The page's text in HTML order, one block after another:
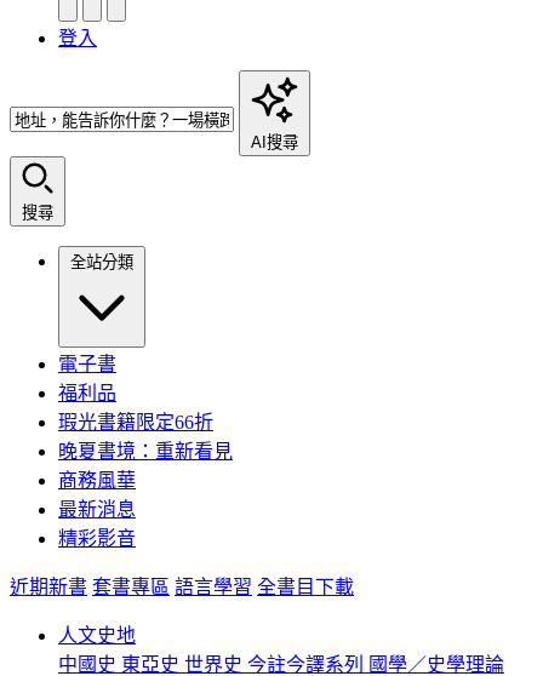
登入
AI搜尋
搜尋
全站分類
電子書
福利品
瑕光書籍限定66折
晚夏書境：重新看見
商務風華
最新消息
精彩影音
近期新書 套書專區 語言學習 全書目下載
人文史地
中國史 東亞史 世界史 今註今譯系列 國學／史學理論